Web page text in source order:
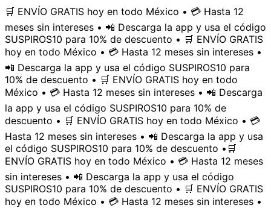
🛒 ENVÍO GRATIS hoy en todo México • 💳 Hasta 12
meses sin intereses • 📲 Descarga la app y usa el código
SUSPIROS10 para 10% de descuento • 🛒 ENVÍO GRATIS
hoy en todo México • 💳 Hasta 12 meses sin intereses •
📲 Descarga la app y usa el código SUSPIROS10 para
10% de descuento • 🛒 ENVÍO GRATIS hoy en todo
México • 💳 Hasta 12 meses sin intereses • 📲 Descarga
la app y usa el código SUSPIROS10 para 10% de
descuento • 🛒 ENVÍO GRATIS hoy en todo México • 💳
Hasta 12 meses sin intereses • 📲 Descarga la app y usa
el código SUSPIROS10 para 10% de descuento • 🛒
ENVÍO GRATIS hoy en todo México • 💳 Hasta 12 meses
sin intereses • 📲 Descarga la app y usa el código
SUSPIROS10 para 10% de descuento • 🛒 ENVÍO GRATIS
hoy en todo México • 💳 Hasta 12 meses sin intereses •